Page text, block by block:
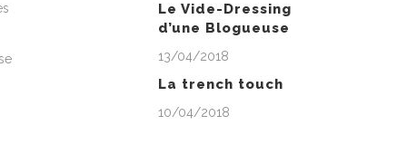
Le Vide-Dressing
d’une Blogueuse
13/04/2018
La trench touch
10/04/2018